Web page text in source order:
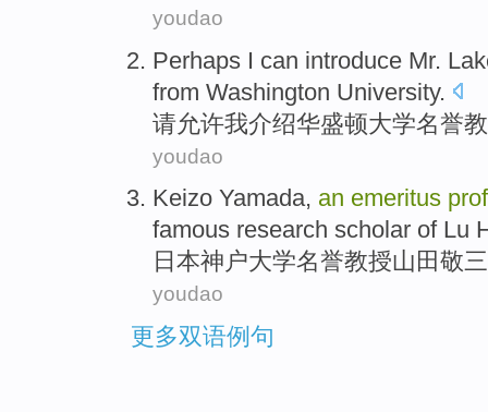
youdao
Perhaps I can introduce Mr.
from Washington University.
请允许我介绍华盛顿大学名誉
youdao
Keizo Yamada, an emeritus
famous research scholar of Lu
日本神户大学名誉教授山田敬三
youdao
更多双语例句